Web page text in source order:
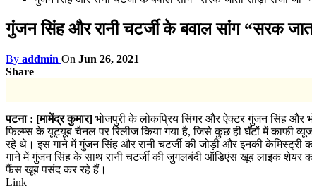
गुंजन सिंह और रानी चटर्जी के बवाल सांग “सरक जाता
By addmin On Jun 26, 2021
Share
पटना : [मामेंद्र कुमार] भोजपुरी के लोकप्रिय सिंगर और ऐक्टर गुंजन सिंह और
फिल्म्स के यूट्यूब चैनल पर रिलीज किया गया है, जिसे कुछ ही घँटों में काफी
रहे थे। इस गाने में गुंजन सिंह और रानी चटर्जी की जोड़ी और इनकी केमिस्ट्री
गाने में गुंजन सिंह के साथ रानी चटर्जी की जुगलबंदी ऑडिएंस खूब लाइक शेयर
फैंस खूब पसंद कर रहे हैं।
Link